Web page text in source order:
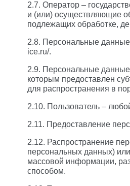
2.7. Оператор –
и (или) осуществляющие
подлежащих обработке,
2.8. Персональные
ice.ru/.
2.9. Персональные
которым предоставлен
для распространения в
2.10. Пользователь –
2.11. Предоставление
2.12. Распространение
персональных данных)
массовой информации,
способом.